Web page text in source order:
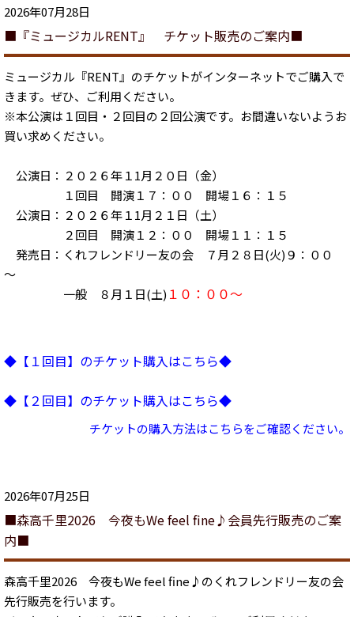
2026年07月28日
■『ミュージカルRENT』 チケット販売のご案内■
ミュージカル『RENT』のチケットがインターネットでご購入で
きます。ぜひ、ご利用ください。
※本公演は１回目・２回目の２回公演です。お間違いないようお
買い求めください。
公演日：２０２６年１1月２０日（金）
１回目 開演１７：００ 開場１６：１５
公演日：２０２６年１1月２１日（土）
２回目 開演１２：００ 開場１１：１５
発売日：くれフレンドリー友の会 ７月２８日(火)９：００
～
一般 ８月１日(土) １０：００～
◆【１回目】のチケット購入はこちら◆
◆【２回目】のチケット購入はこちら◆
チケットの購入方法はこちらをご確認ください。
2026年07月25日
■森高千里2026 今夜もWe feel fine♪会員先行販売のご案
内■
森高千里2026 今夜もWe feel fine♪のくれフレンドリー友の会
先行販売を行います。